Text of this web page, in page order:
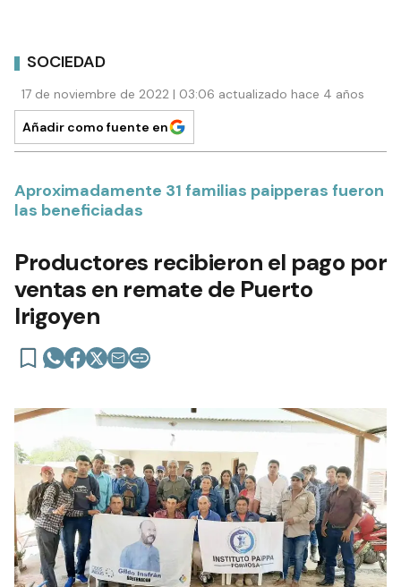
SOCIEDAD
17 de noviembre de 2022 | 03:06 actualizado hace 4 años
Añadir como fuente en
Aproximadamente 31 familias paipperas fueron
las beneficiadas
Productores recibieron el pago por
ventas en remate de Puerto
Irigoyen